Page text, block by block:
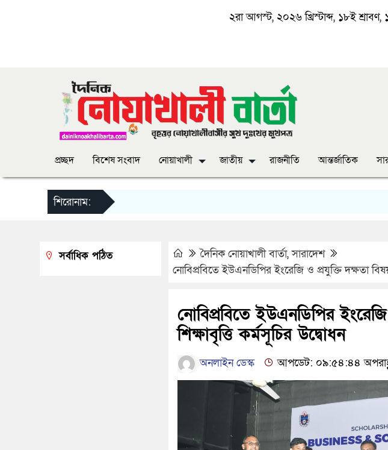
২রা আগস্ট, ২০২৬ খ্রিস্টাব্দ, ১৮ই শ্রাবণ,
প্রচ্ছদ বিশেষ সংবাদ নোয়াখালী জাতীয় রাজনীতি আন্তর্জাতিক
শিরোনাম:
দৈনিক নোয়াখালী বার্তা,সারাদেশ
নোবিপ্রবিতে ইউএনডিপির ইংরেজি ও প্রযুক্তি দক্ষতা
নোবিপ্রবিতে ইউএনডিপির
শিক্ষাবৃত্তি কর্মসূচির উদ্বোধন
অনলাইন ডেস্ক আপডেট: ০৯:৫৪:৪৪
সর্বাধিক পঠিত